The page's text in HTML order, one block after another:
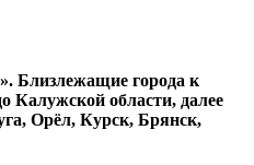
города к
Калужской области, далее
Орёл, Курск, Брянск,